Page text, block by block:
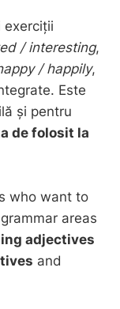
exerciții
/ interesting,
/ happily,
Este
și pentru
de folosit la
who want to
areas
adjectives
and